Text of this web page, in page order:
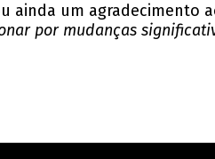
ainda um agradecimento
por mudanças